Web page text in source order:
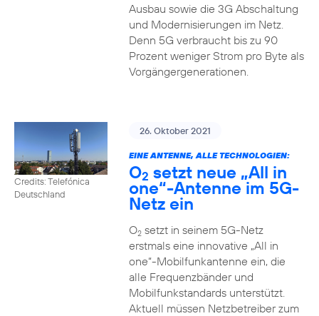
Ausbau sowie die 3G Abschaltung
und Modernisierungen im Netz.
Denn 5G verbraucht bis zu 90
Prozent weniger Strom pro Byte als
Vorgängergenerationen.
Credits: Telefónica
Deutschland
26. Oktober 2021
EINE ANTENNE, ALLE TECHNOLOGIEN:
O2 setzt neue „All in
one“-Antenne im 5G-
Netz ein
O2setzt in seinem 5G-Netz
erstmals eine innovative „All in
one“-Mobilfunkantenne ein, die
alle Frequenzbänder und
Mobilfunkstandards unterstützt.
Aktuell müssen Netzbetreiber zum